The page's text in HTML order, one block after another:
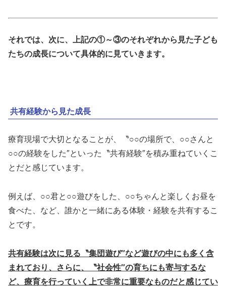
それでは、次に、上記の①～③のそれぞれから見た子ども
たちの成長について具体的に見ていきます。
共有経験から見た成長
療育現場で大切となることが、〝○○の場所で、○○さんと
○○の経験をした″といった〝共有経験″を積み重ねていくこ
とだと感じています。
例えば、○○君と○○遊びをした、○○ちゃんと楽しくお昼を
食べた、など、誰かと一緒にある体験・経験を共有するこ
とです。
共有経験は次に見る〝集団遊び″など遊びの中にも多く含
まれており、さらに、〝社会性″の育ちにも寄与するな
ど、療育を行っていく上で非常に重要なものだと感じてい